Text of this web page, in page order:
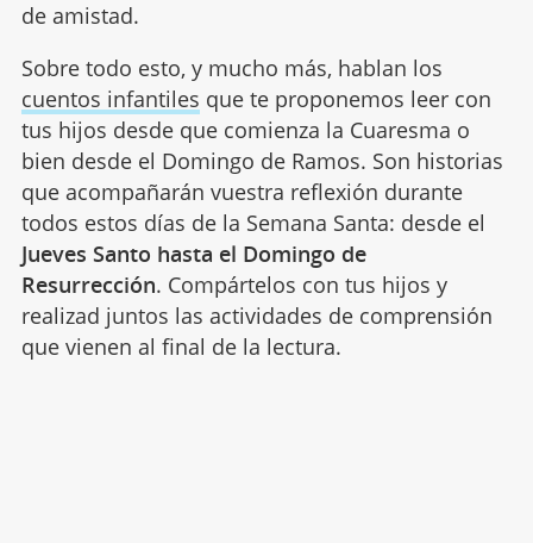
de amistad.
Sobre todo esto, y mucho más, hablan los
cuentos infantiles que te proponemos leer con
tus hijos desde que comienza la Cuaresma o
bien desde el Domingo de Ramos. Son historias
que acompañarán vuestra reflexión durante
todos estos días de la Semana Santa: desde el
Jueves Santo hasta el Domingo de
Resurrección. Compártelos con tus hijos y
realizad juntos las actividades de comprensión
que vienen al final de la lectura.